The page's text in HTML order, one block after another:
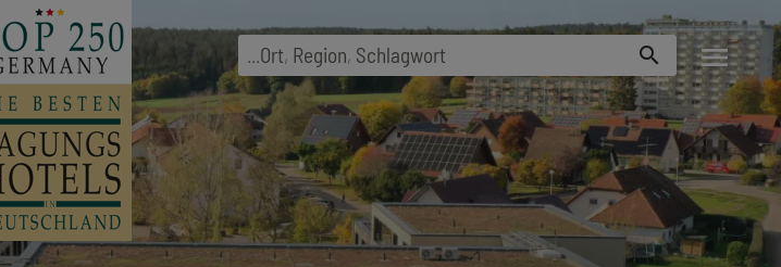
...Ort, Region, Schlagwort search menu